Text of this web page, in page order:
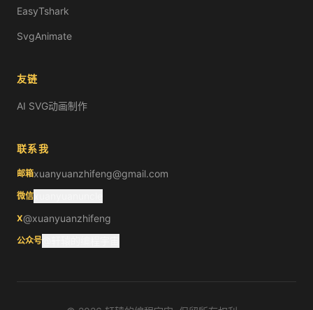
EasyTshark
SvgAnimate
友链
AI SVG动画制作
联系我
邮箱xuanyuanzhifeng@gmail.com
微信
X@xuanyuanzhifeng
公众号